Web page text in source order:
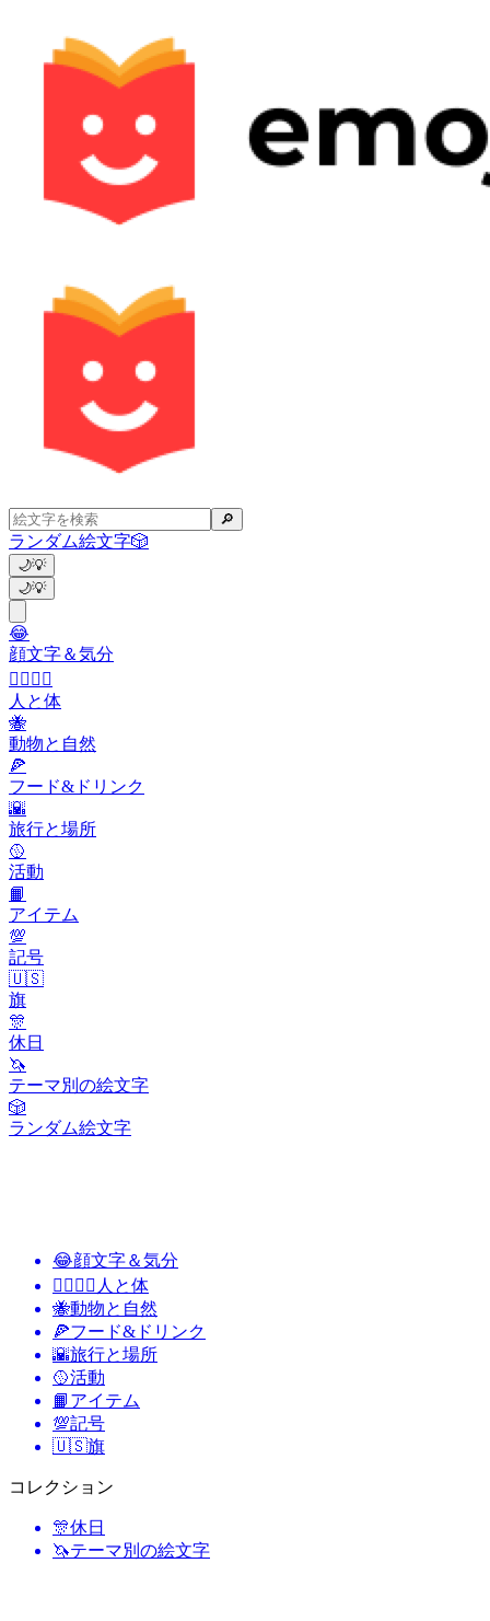
🔎
ランダム絵文字🎲
🌙💡
🌙💡
😂
顔文字＆気分
👩‍❤️‍💋‍👨
人と体
🐝
動物と自然
🍕
フード&ドリンク
🌇
旅行と場所
🥎
活動
📙
アイテム
💯
記号
🇺🇸
旗
🎊
休日
🦄
テーマ別の絵文字
🎲
ランダム絵文字
😂顔文字＆気分
👩‍❤️‍💋‍👨 人と体
🐝動物と自然
🍕フード&ドリンク
🌇旅行と場所
🥎活動
📙 アイテム
💯記号
🇺🇸旗
コレクション
🎊休日
🦄テーマ別の絵文字